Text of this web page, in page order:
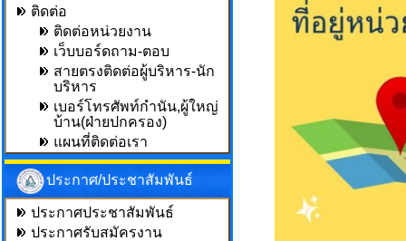
ติดต่อ
ติดต่อหน่วยงาน
เว็บบอร์ดถาม-ตอบ
สายตรงติดต่อผู้บริหาร-นัก
บริหาร
เบอร์โทรศัพท์กำนัน,ผู้ใหญ่
บ้าน(ฝ่ายปกครอง)
แผนที่ติดต่อเรา
ประกาศ/ประชาสัมพันธ์
ประกาศประชาสัมพันธ์
ประกาศรับสมัครงาน